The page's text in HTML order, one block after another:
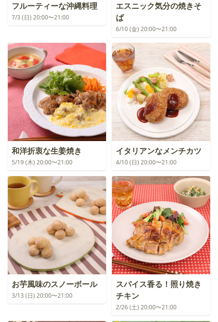
フルーティーな沖縄料理
7/3 (日) 20:00〜21:00
エスニック気分の焼きそ
ば
6/10 (金) 20:00〜21:00
和洋折衷な生姜焼き
5/19 (木) 20:00〜21:00
イタリアンなメンチカツ
4/10 (日) 20:00〜21:00
お芋風味のスノーボール
3/13 (日) 20:00〜21:00
スパイス香る！照り焼き
チキン
2/26 (土) 20:00〜21:00